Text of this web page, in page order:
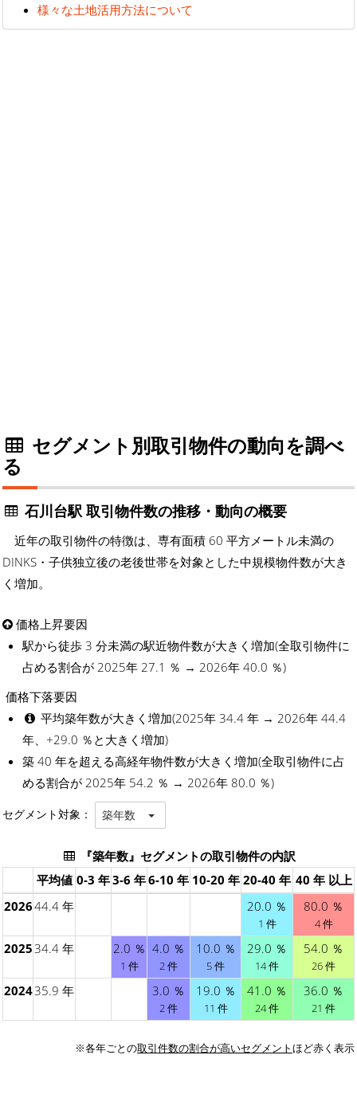
様々な土地活用方法について
セグメント別取引物件の動向を調べ
る
石川台駅 取引物件数の推移・動向の概要
近年の取引物件の特徴は、専有面積 60 平方メートル未満の
DINKS・子供独立後の老後世帯を対象とした中規模物件数が大き
く増加。
価格上昇要因
駅から徒歩 3 分未満の駅近物件数が大きく増加(全取引物件に
占める割合が 2025年 27.1 ％ → 2026年 40.0 ％)
価格下落要因
平均築年数が大きく増加(2025年 34.4 年 → 2026年 44.4
年、+29.0 ％と大きく増加)
築 40 年を超える高経年物件数が大きく増加(全取引物件に占
める割合が 2025年 54.2 ％ → 2026年 80.0 ％)
セグメント対象： 築年数
『築年数』セグメントの取引物件の内訳
平均値 0-3 年3-6 年6-10 年 10-20 年 20-40 年 40 年 以上
202644.4 年 20.0 ％
1 件
80.0 ％
4 件
202534.4 年 2.0 ％
1 件
4.0 ％
2 件
10.0 ％
5 件
29.0 ％
14 件
54.0 ％
26 件
202435.9 年 3.0 ％
2 件
19.0 ％
11 件
41.0 ％
24 件
36.0 ％
21 件
※各年ごとの取引件数の割合が高いセグメントほど赤く表示